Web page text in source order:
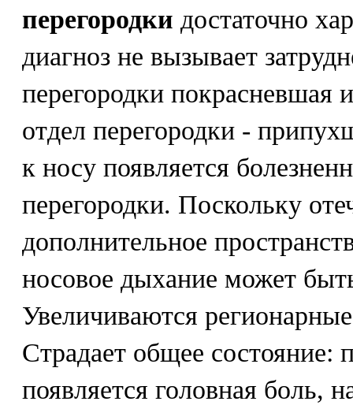
перегородки достаточно
диагноз не вызывает
перегородки покрасневшая
отдел перегородки -
к носу появляется
перегородки. Поскольку
дополнительное
носовое дыхание может
Увеличиваются
Страдает общее состояние:
появляется головная боль,